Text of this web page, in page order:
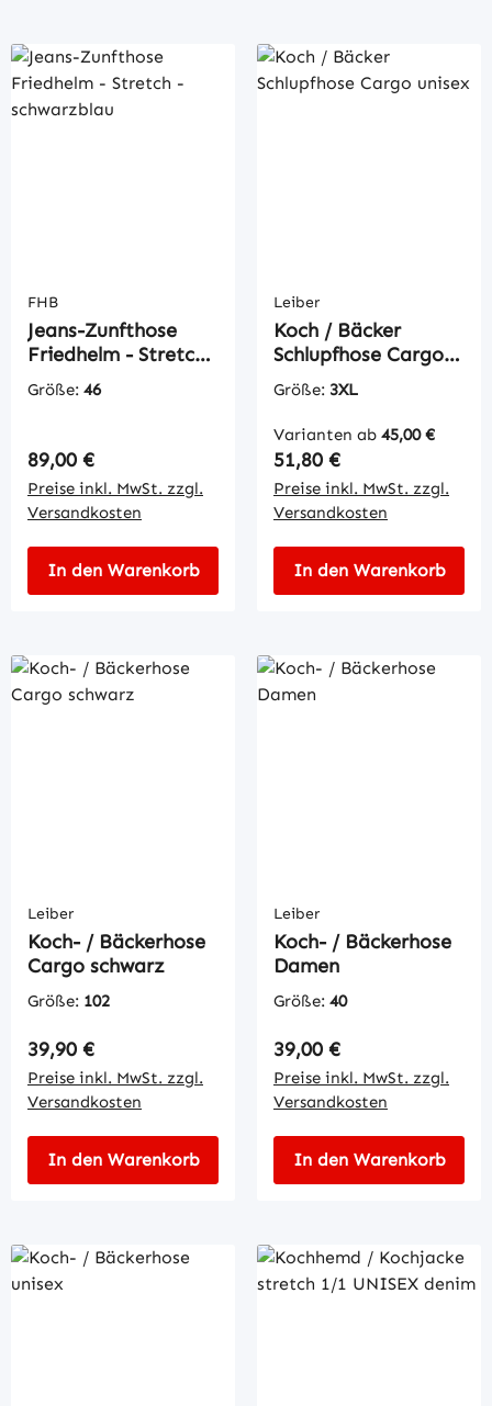
FHB
Jeans-Zunfthose
Friedhelm - Stretch -
schwarzblau
Größe: 46
Regulärer Preis:
89,00 €
Preise inkl. MwSt. zzgl.
Versandkosten
In den Warenkorb
Leiber
Koch / Bäcker
Schlupfhose Cargo
unisex
Größe: 3XL
Varianten ab 45,00 €
Regulärer Preis:
51,80 €
Preise inkl. MwSt. zzgl.
Versandkosten
In den Warenkorb
Leiber
Koch- / Bäckerhose
Cargo schwarz
Größe: 102
Regulärer Preis:
39,90 €
Preise inkl. MwSt. zzgl.
Versandkosten
In den Warenkorb
Leiber
Koch- / Bäckerhose
Damen
Größe: 40
Regulärer Preis:
39,00 €
Preise inkl. MwSt. zzgl.
Versandkosten
In den Warenkorb